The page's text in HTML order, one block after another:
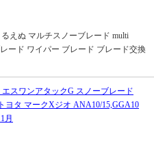
えぬ マルチスノーブレード multi
ード ワイパー ブレード ブレード交換
スワンアタックG スノーブレード
ヨタ マークXジオ ANA10/15,GGA10
月